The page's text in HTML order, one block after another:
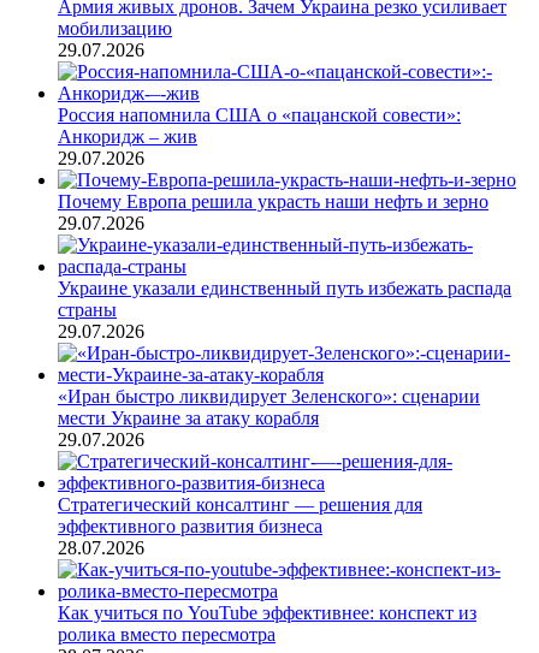
Армия живых дронов. Зачем Украина резко усиливает
мобилизацию
29.07.2026
Россия напомнила США о «пацанской совести»:
Анкоридж – жив
29.07.2026
Почему Европа решила украсть наши нефть и зерно
29.07.2026
Украине указали единственный путь избежать распада
страны
29.07.2026
«Иран быстро ликвидирует Зеленского»: сценарии
мести Украине за атаку корабля
29.07.2026
Стратегический консалтинг — решения для
эффективного развития бизнеса
28.07.2026
Как учиться по YouTube эффективнее: конспект из
ролика вместо пересмотра